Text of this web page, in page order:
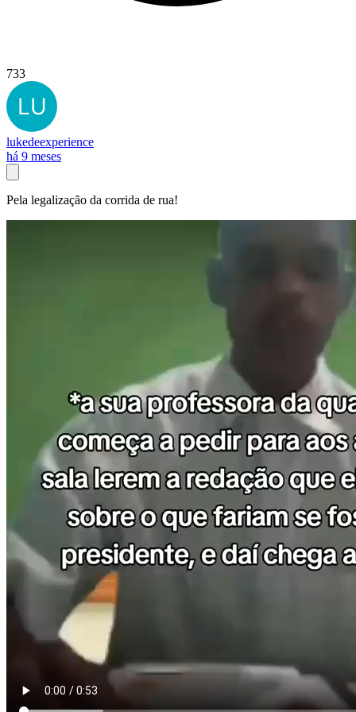
733
lukedeexperience
há 9 meses
Pela legalização da corrida de rua!